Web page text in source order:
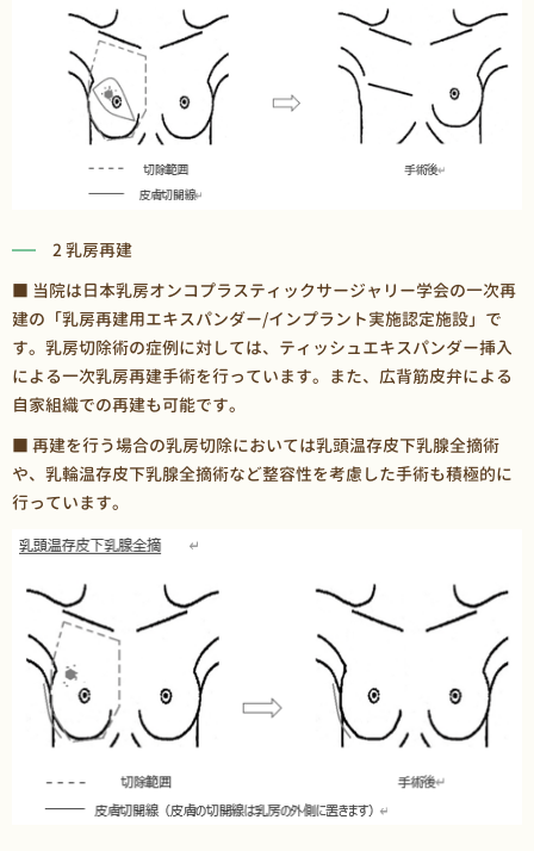
2 乳房再建
■ 当院は日本乳房オンコプラスティックサージャリー学会の一次再
建の「乳房再建用エキスパンダー/インプラント実施認定施設」で
す。乳房切除術の症例に対しては、ティッシュエキスパンダー挿入
による一次乳房再建手術を行っています。また、広背筋皮弁による
自家組織での再建も可能です。
■ 再建を行う場合の乳房切除においては乳頭温存皮下乳腺全摘術
や、乳輪温存皮下乳腺全摘術など整容性を考慮した手術も積極的に
行っています。